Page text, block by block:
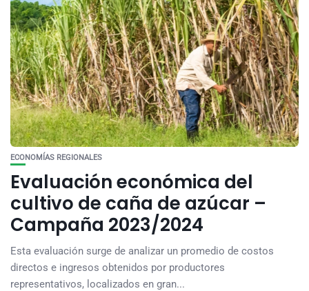
ECONOMÍAS REGIONALES
Evaluación económica del
cultivo de caña de azúcar –
Campaña 2023/2024
Esta evaluación surge de analizar un promedio de costos
directos e ingresos obtenidos por productores
representativos, localizados en gran...